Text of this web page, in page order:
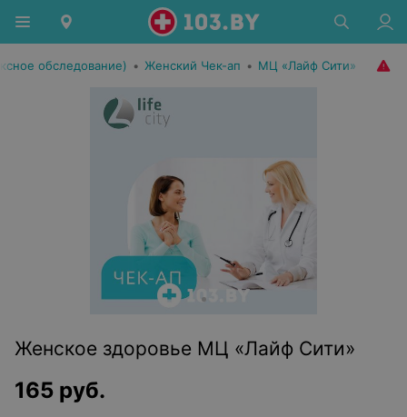
обследование) • Женский Чек-ап • МЦ «Лайф Сити»
Женское здоровье МЦ «Лайф Сити»
165 руб.